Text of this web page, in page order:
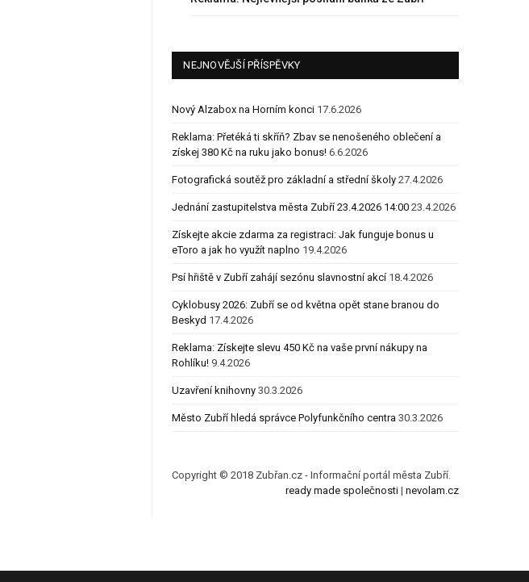
NEJNOVĚJŠÍ PŘÍSPĚVKY
Nový Alzabox na Horním konci 17.6.2026
Reklama: Přetéká ti skříň? Zbav se nenošeného oblečení a
získej 380 Kč na ruku jako bonus! 6.6.2026
Fotografická soutěž pro základní a střední školy 27.4.2026
Jednání zastupitelstva města Zubří 23.4.2026 14:00 23.4.2026
Získejte akcie zdarma za registraci: Jak funguje bonus u
eToro a jak ho využít naplno 19.4.2026
Psí hřiště v Zubří zahájí sezónu slavnostní akcí 18.4.2026
Cyklobusy 2026: Zubří se od května opět stane branou do
Beskyd 17.4.2026
Reklama: Získejte slevu 450 Kč na vaše první nákupy na
Rohlíku! 9.4.2026
Uzavření knihovny 30.3.2026
Město Zubří hledá správce Polyfunkčního centra 30.3.2026
Copyright © 2018 Zubřan.cz - Informační portál města Zubří.
ready made společnosti| nevolam.cz